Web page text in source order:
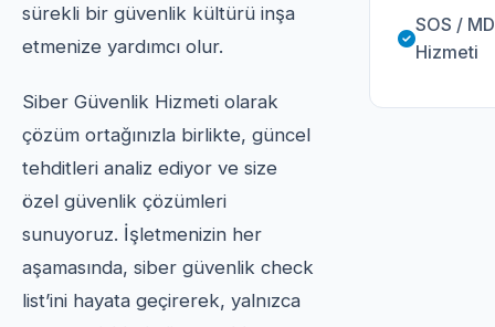
sürekli bir güvenlik kültürü inşa
etmenize yardımcı olur.
Siber Güvenlik Hizmeti olarak
çözüm ortağınızla birlikte, güncel
tehditleri analiz ediyor ve size
özel güvenlik çözümleri
sunuyoruz. İşletmenizin her
aşamasında, siber güvenlik check
list’ini hayata geçirerek, yalnızca
SOS /
Hizmeti